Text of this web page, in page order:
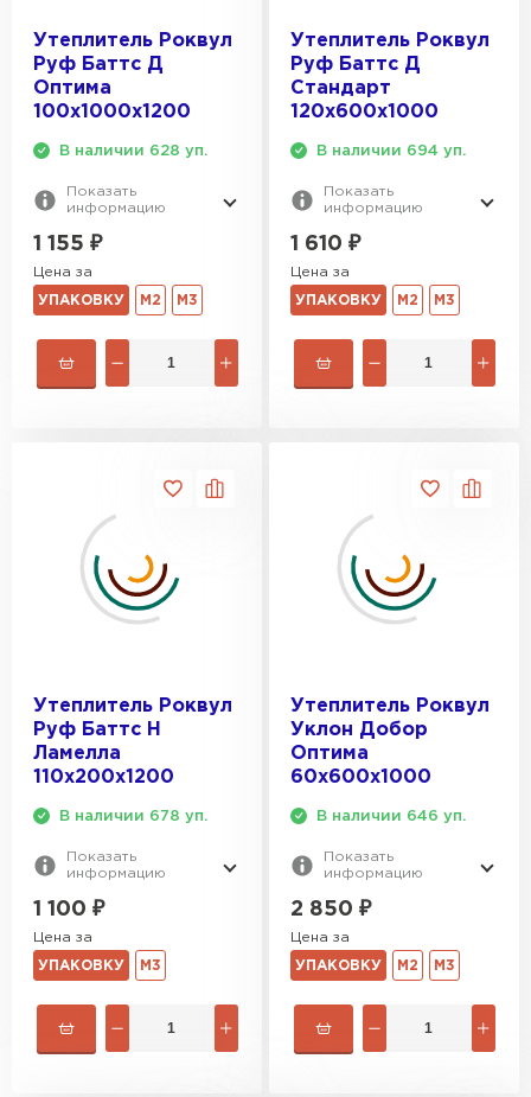
Утеплитель Роквул
Руф Баттс Д
Оптима
100х1000х1200
В наличии 628 уп.
Показать
информацию
1 155 ₽
Цена за
УПАКОВКУ М2 М3
Утеплитель Роквул
Руф Баттс Д
Стандарт
120х600х1000
В наличии 694 уп.
Показать
информацию
1 610 ₽
Цена за
УПАКОВКУ М2 М3
Утеплитель Роквул
Руф Баттс Н
Ламелла
110х200х1200
В наличии 678 уп.
Показать
информацию
1 100 ₽
Цена за
УПАКОВКУ М3
Утеплитель Роквул
Уклон Добор
Оптима
60х600х1000
В наличии 646 уп.
Показать
информацию
2 850 ₽
Цена за
УПАКОВКУ М2 М3